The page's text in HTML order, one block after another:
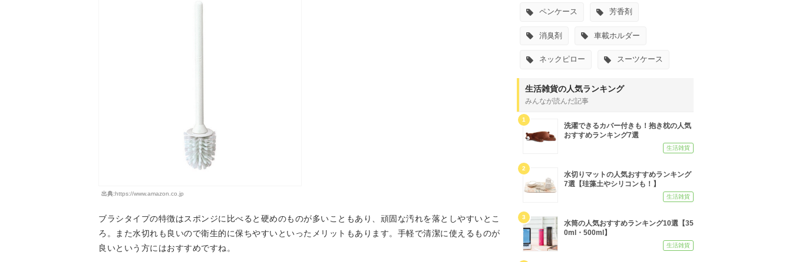
出典:https://www.amazon.co.jp
ブラシタイプの特徴はスポンジに比べると硬めのものが多いこともあり、頑固な汚れを落としやすいとこ
ろ。また水切れも良いので衛生的に保ちやすいといったメリットもあります。手軽で清潔に使えるものが
良いという方にはおすすめですね。
ペンケース 芳香剤
消臭剤 車載ホルダー
ネックピロー スーツケース
生活雑貨の人気ランキング
みんなが読んだ記事
1
洗濯できるカバー付きも！抱き枕の人気
おすすめランキング7選
生活雑貨
2
水切りマットの人気おすすめランキング
7選【珪藻土やシリコンも！】
生活雑貨
3
水筒の人気おすすめランキング10選【35
0ml・500ml】
生活雑貨